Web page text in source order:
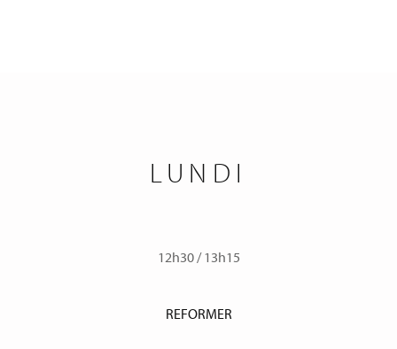
LUNDI
12h30/13h15
REFORMER